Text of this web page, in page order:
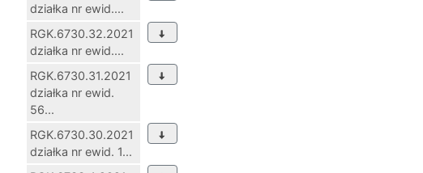
działka nr ewid....
RGK.6730.32.2021
działka nr ewid....
RGK.6730.31.2021
działka nr ewid.
56...
RGK.6730.30.2021
działka nr ewid. 1...